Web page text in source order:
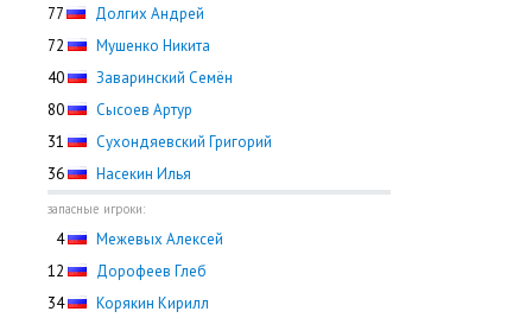
77
Долгих Андрей
72
Мушенко Никита
40
Заваринский Семён
80
Сысоев Артур
31
Сухондяевский Григорий
36
Насекин Илья
запасные игроки:
4
Межевых Алексей
12
Дорофеев Глеб
34
Корякин Кирилл